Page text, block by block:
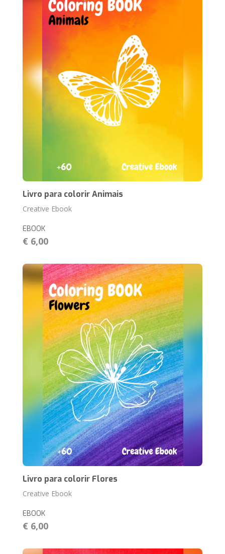
Livro para colorir Animais
Creative Ebook
EBOOK
€ 6,00
Livro para colorir Flores
Creative Ebook
EBOOK
€ 6,00